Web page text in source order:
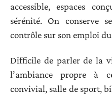
accessible, espaces
sérénité. On conserve
contrôle sur son emploi
Difficile de parler de la
l’ambiance propre à
convivial, salle de sport,